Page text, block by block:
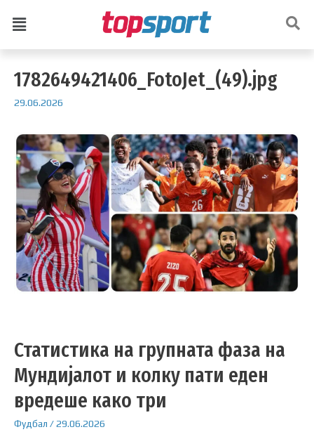
1782649421406_FotoJet_(49).jpg
29.06.2026
Статистика на групната фаза на
Мундијалот и колку пати еден
вредеше како три
Фудбал /29.06.2026